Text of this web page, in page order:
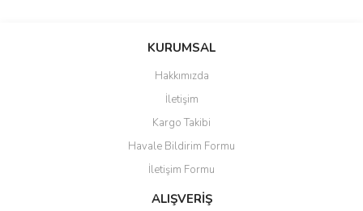
Bu ürüne ilk yorumu siz yapın!
Yorum Yaz
Ürün resmi kalitesiz, bozuk veya görüntülenemiyor.
Ürün açıklamasında eksik bilgiler bulunuyor.
Ürün bilgilerinde hatalar bulunuyor.
Ürün fiyatı diğer sitelerden daha pahalı.
Bu ürüne benzer farklı alternatifler olmalı.
KURUMSAL
Hakkımızda
İletişim
Kargo Takibi
Havale Bildirim Formu
İletişim Formu
ALIŞVERİŞ